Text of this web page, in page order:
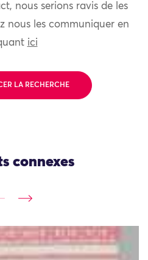
nous serions ravis de les
nous les communiquer en
ici
LA RECHERCHE
connexes